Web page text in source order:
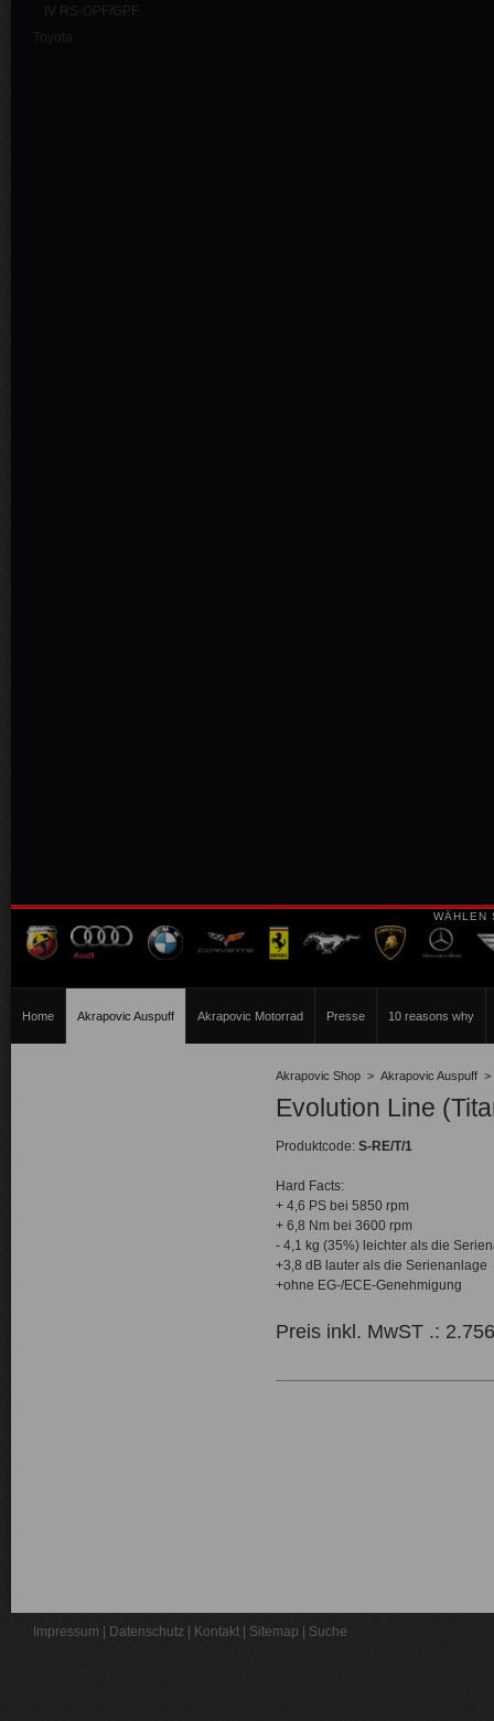
WÄHLEN
Home Akrapovic Auspuff Akrapovic Motorrad Presse 10 reasons why
IV RS-OPF/GPF
Toyota
Akrapovic Shop > Akrapovic Auspuff
Evolution Line
Produktcode: S-RE/T/1
Hard Facts:
+ 4,6 PS bei 5850 rpm
+ 6,8 Nm bei 3600 rpm
- 4,1 kg (35%) leichter als die
+3,8 dB lauter als die Serienanlage
+ohne EG-/ECE-Genehmigung
Preis inkl. MwST .:
Impressum Datenschutz Kontakt Sitemap Suche